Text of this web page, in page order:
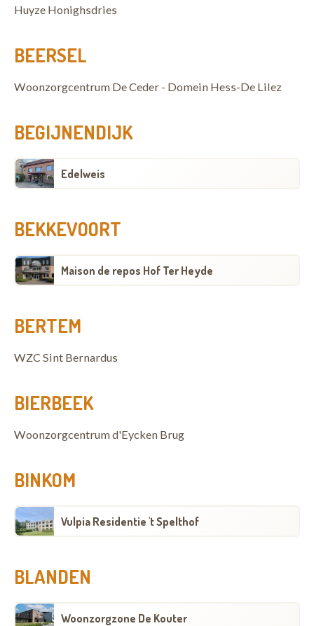
Huyze Honighsdries
BEERSEL
Woonzorgcentrum De Ceder - Domein Hess-De Lilez
BEGIJNENDIJK
Edelweis
BEKKEVOORT
Maison de repos Hof Ter Heyde
BERTEM
WZC Sint Bernardus
BIERBEEK
Woonzorgcentrum d'Eycken Brug
BINKOM
Vulpia Residentie 't Spelthof
BLANDEN
Woonzorgzone De Kouter